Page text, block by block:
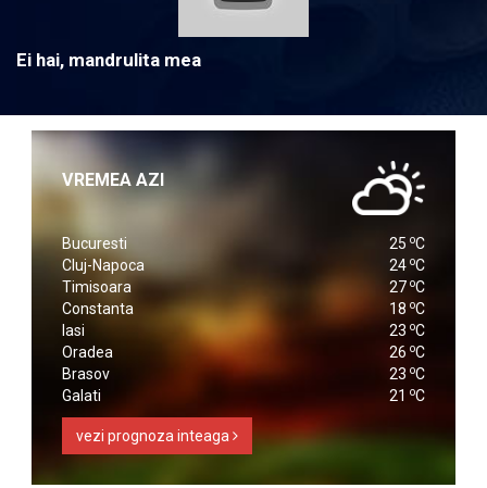
Ei hai, mandrulita mea
VREMEA AZI
Bucuresti 25 oC
Cluj-Napoca
24 oC
Timisoara
27 oC
Constanta
18 oC
Iasi
23 oC
Oradea
26 oC
Brasov
23 oC
Galati
21 oC
vezi prognoza inteaga